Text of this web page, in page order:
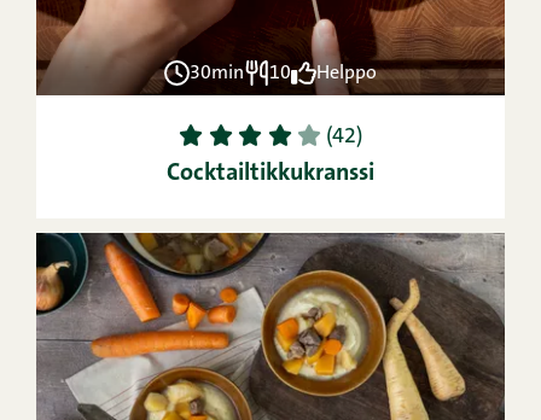
30min 10 Helppo
1 2 3 4 5 (42)
Cocktailtikkukranssi